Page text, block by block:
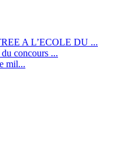
A L’ECOLE DU ...
concours ...
mil...